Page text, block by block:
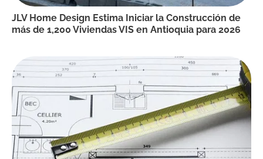
JLV Home Design Estima Iniciar la Construcción de
más de 1,200 Viviendas VIS en Antioquia para 2026